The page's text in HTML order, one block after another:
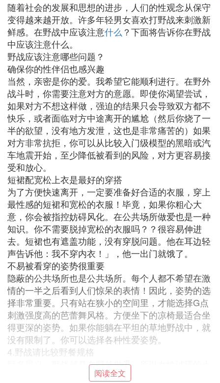
随着社会的发展和思想的进步，人们的性观念从保守
变得越来越开放。许多年轻男女喜欢打野战来刺激新
鲜感。在野战中应该注意什么 ？下面将告诉你在野战
中应该注意什么。
野战应该注意哪些问题？
确保你的性伴侣也感兴趣
当然，亲密是你的爱。我希望它能顺利进行。在野外
战斗时，你需要注意对方的意愿。即使你渴望尝试，
如果对方不想这样做，强迫的结果只会导致双方都不
快乐，或者面临对方中途离开的尴尬（然后你烧了一
半的欲望，没有地方发泄，这也是非常痛苦的）如果
对方非常抗拒，你可以从比较入门级模型的黑暗或汽
车地震开始，至少降低被看到的风险，对方更容易接
受和放心。
短裙配宽松上衣是最好的穿搭
为了方便快速离开，一定要准备好合适的衣服，穿上
最性感的短裙和宽松的衣服！毕竟，如果你粗心大
意，你会被指控妨碍风化。在公共场所做爱也是一种
知识。你不需要脱掉宽松的衣服吗？？很容易伸进
去。短裙也有遮盖功能，没有穿脱问题。他在耳边轻
声告诉他：我不穿内衣！」，他一出门就饿了。
不易被看穿的姿势很重要
隐蔽的公共场所也是公共场所。每个人都不希望在激
情的一半之后看到人们惊呆的表情！因此，姿势的选
择非常重要。只有站在狭小的空间里，才能选择G点
刺激强度高的芭蕾舞风格。方便坐下的凉椅最适合坐
得更深的姿势。如果你能躺在平坦的草地野战中，就
没有限制了。你可以选择各种性爱姿势。
4.野战请比较野餐规格
顾名思义，野战就是在野外做爱，所以女性讨厌的土
壤、蚂蚁、苍蝇等自然动植物会时不时来迎接你，根
阅读全文